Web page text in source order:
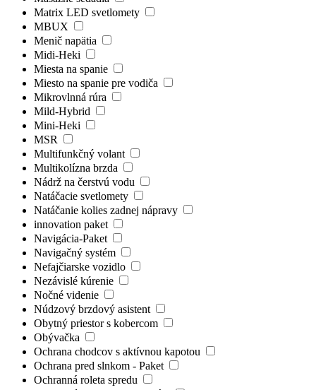
Matrix LED svetlomety
MBUX
Menič napätia
Midi-Heki
Miesta na spanie
Miesto na spanie pre vodiča
Mikrovlnná rúra
Mild-Hybrid
Mini-Heki
MSR
Multifunkčný volant
Multikolízna brzda
Nádrž na čerstvú vodu
Natáčacie svetlomety
Natáčanie kolies zadnej nápravy
innovation paket
Navigácia-Paket
Navigačný systém
Nefajčiarske vozidlo
Nezávislé kúrenie
Nočné videnie
Núdzový brzdový asistent
Obytný priestor s kobercom
Obývačka
Ochrana chodcov s aktívnou kapotou
Ochrana pred slnkom - Paket
Ochranná roleta spredu